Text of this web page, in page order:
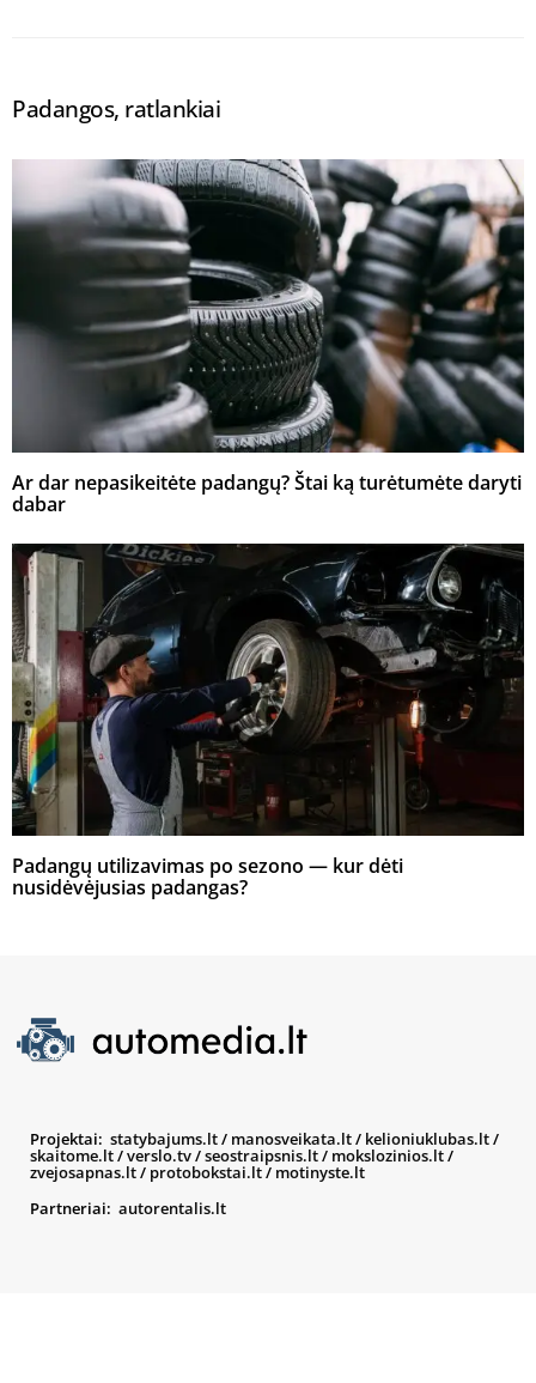
Padangos, ratlankiai
Ar dar nepasikeitėte padangų? Štai ką turėtumėte daryti
dabar
Padangų utilizavimas po sezono — kur dėti
nusidėvėjusias padangas?
Projektai: statybajums.lt/ manosveikata.lt/ kelioniuklubas.lt/
skaitome.lt/verslo.tv/seostraipsnis.lt/ mokslozinios.lt/
zvejosapnas.lt/ protobokstai.lt/ motinyste.lt
Partneriai: autorentalis.lt